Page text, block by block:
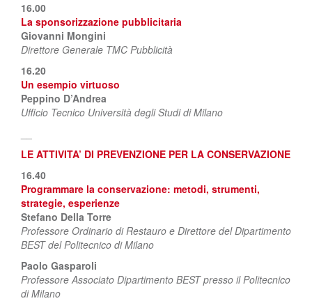
16.00
La sponsorizzazione pubblicitaria
Giovanni Mongini
Direttore Generale TMC Pubblicità
16.20
Un esempio virtuoso
Peppino D’Andrea
Ufficio Tecnico Università degli Studi di Milano
LE ATTIVITA’ DI PREVENZIONE PER LA CONSERVAZIONE
16.40
Programmare la conservazione: metodi, strumenti,
strategie, esperienze
Stefano Della Torre
Professore Ordinario di Restauro e Direttore del Dipartimento
BEST del Politecnico di Milano
Paolo Gasparoli
Professore Associato Dipartimento BEST presso il Politecnico
di Milano